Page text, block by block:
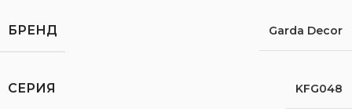
БРЕНД Garda Decor
СЕРИЯ KFG048